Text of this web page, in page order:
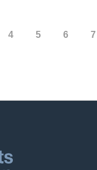
4 5 6 7